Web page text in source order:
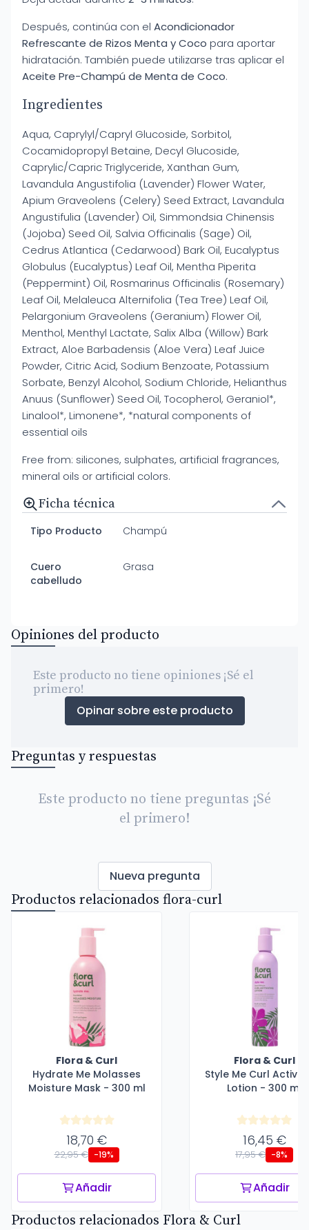
Después, continúa con el Acondicionador
Refrescante de Rizos Menta y Coco para aportar
hidratación. También puede utilizarse tras aplicar el
Aceite Pre-Champú de Menta de Coco.
Ingredientes
Aqua, Caprylyl/Capryl Glucoside, Sorbitol,
Cocamidopropyl Betaine, Decyl Glucoside,
Caprylic/Capric Triglyceride, Xanthan Gum,
Lavandula Angustifolia (Lavender) Flower Water,
Apium Graveolens (Celery) Seed Extract, Lavandula
Angustifulia (Lavender) Oil, Simmondsia Chinensis
(Jojoba) Seed Oil, Salvia Officinalis (Sage) Oil,
Cedrus Atlantica (Cedarwood) Bark Oil, Eucalyptus
Globulus (Eucalyptus) Leaf Oil, Mentha Piperita
(Peppermint) Oil, Rosmarinus Officinalis (Rosemary)
Leaf Oil, Melaleuca Alternifolia (Tea Tree) Leaf Oil,
Pelargonium Graveolens (Geranium) Flower Oil,
Menthol, Menthyl Lactate, Salix Alba (Willow) Bark
Extract, Aloe Barbadensis (Aloe Vera) Leaf Juice
Powder, Citric Acid, Sodium Benzoate, Potassium
Sorbate, Benzyl Alcohol, Sodium Chloride, Helianthus
Anuus (Sunflower) Seed Oil, Tocopherol, Geraniol*,
Linalool*, Limonene*, *natural components of
essential oils
Free from: silicones, sulphates, artificial fragrances,
mineral oils or artificial colors.
Ficha técnica
Tipo Producto Champú
Cuero
cabelludo
Grasa
Opiniones del producto
Este producto no tiene opiniones ¡Sé el
primero!
Opinar sobre este producto
Preguntas y respuestas
Este producto no tiene preguntas ¡Sé
el primero!
Nueva pregunta
Productos relacionados flora-curl
Flora & Curl
Hydrate Me Molasses
Moisture Mask - 300 ml
18,70 €
22,95 € -19%
Añadir
Flora & Curl
Style Me Curl
Lotion - 300 ml
16,45 €
17,95 € -8%
Añadir
Productos relacionados Flora & Curl